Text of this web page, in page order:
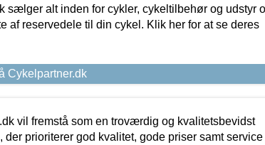
sælger alt inden for cykler, cykeltilbehør og udstyr
af reservedele til din cykel. Klik her for at se deres
Cykelpartner.dk
vil fremstå som en troværdig og kvalitetsbevidst
der prioriterer god kvalitet, gode priser samt service